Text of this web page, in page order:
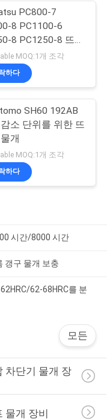
PC800-7
8 PC1100-6
8 PC1250-8 뜨
일 209-27-00160
MOQ:1개 조각
하다
SH60 192AB
소 단위를 위한 뜨
개
MOQ:1개 조각
하다
시간/8000 시간
갱구 물개 보충
62-68HRC를 분
모든
차단기 물개 장
물개 장비